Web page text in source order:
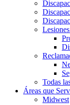
Todas
Áreas que
Midwest